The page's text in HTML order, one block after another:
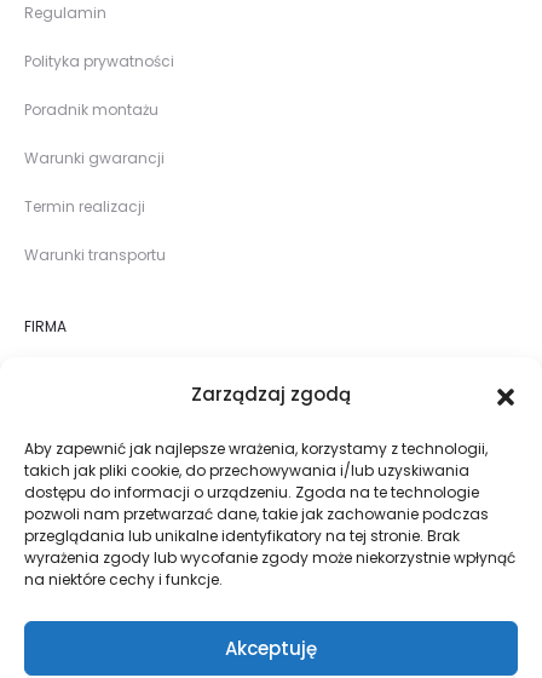
Zarządzaj zgodą
Aby zapewnić jak najlepsze wrażenia, korzystamy z technologii,
takich jak pliki cookie, do przechowywania i/lub uzyskiwania
dostępu do informacji o urządzeniu. Zgoda na te technologie
pozwoli nam przetwarzać dane, takie jak zachowanie podczas
przeglądania lub unikalne identyfikatory na tej stronie. Brak
wyrażenia zgody lub wycofanie zgody może niekorzystnie wpłynąć
na niektóre cechy i funkcje.
Akceptuję
Regulamin
Polityka prywatności
Poradnik montażu
Warunki gwarancji
Termin realizacji
Warunki transportu
FIRMA
Realizacje
Blog
Kontakt